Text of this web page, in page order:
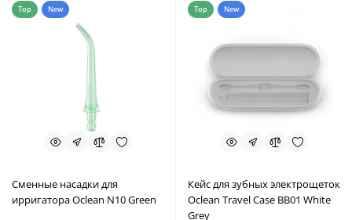
Top New
Сменные насадки для
ирригатора Oclean N10 Green
Top New
Кейс для зубных электрощеток
Oclean Travel Case BB01 White
Grey